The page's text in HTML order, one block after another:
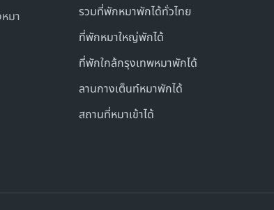
มา
รวมที่พักหมาพักได้ทั่วไทย
ที่พักหมาใหญ่พักได้
ที่พักใกล้กรุงเทพหมาพักได้
ลานกางเต็นท์หมาพักได้
สถานที่หมาเข้าได้